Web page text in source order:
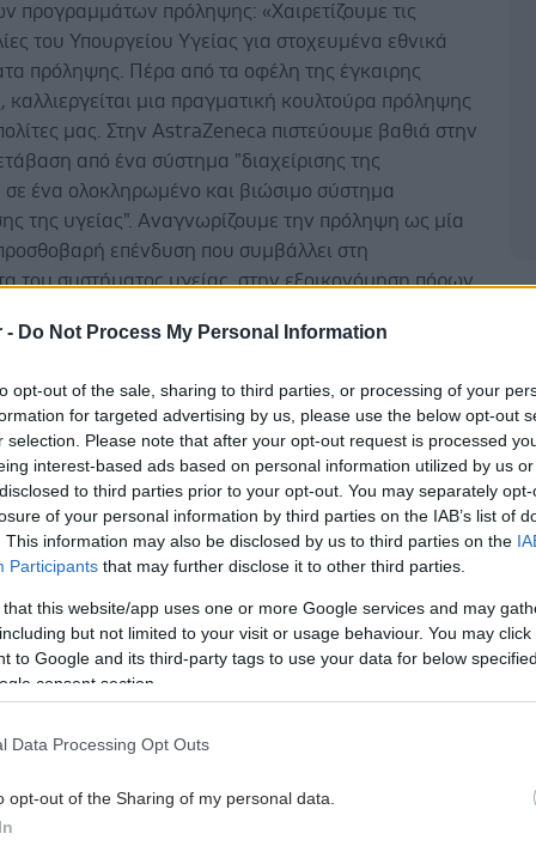
- Do Not Process My Personal Information
opt-out of the sale, sharing to third parties, or processing of your
for targeted advertising by us, please use the below opt-out
selection. Please note that after your opt-out request is processed
interest-based ads based on personal information utilized by us
to third parties prior to your opt-out. You may separately
of your personal information by third parties on the IAB’s list of
This information may also be disclosed by us to third parties on the
Participants that may further disclose it to other third parties.
that this website/app uses one or more Google services and may
but not limited to your visit or usage behaviour. You may
to Google and its third-party tags to use your data for below
consent section.
Data Processing Opt Outs
opt-out of the Sharing of my personal data.
προγραμμάτων πρόληψης: «Χαιρετίζουμε τις
του Υπουργείου Υγείας για στοχευμένα εθνικά
πρόληψης. Πέρα από τα οφέλη της έγκαιρης
καλλιεργείται μια πραγματική κουλτούρα πρόληψης
μας. Στην AstraZeneca πιστεύουμε βαθιά στην
από ένα σύστημα "διαχείρισης της
σε ένα ολοκληρωμένο και βιώσιμο σύστημα
της υγείας". Αναγνωρίζουμε την πρόληψη ως μία
επένδυση που συμβάλλει στη
του συστήματος υγείας, στην εξοικονόμηση πόρων
επανεπένδυση των πόρων στην καινοτομία,
πρόσβαση των πολιτών στις θεραπείες που σώζουν
έκανε ιδιαίτερη αναφορά στο επερχόμενο
για τον καρκίνο του πνεύμονα,
ότι ο προσυμπτωματικός έλεγχος μπορεί να
ένα νόσημα με χαμηλά ποσοστά επιβίωσης σε μία
πιθανότητες ίασης, όταν διαγνωστεί έγκαιρα.
επισήμανε την ορθότητα της πρωτοβουλίας της
για προγράμματα πρόληψης συναφών ασθενειών που
και αντιμετωπίζονται συνδυαστικά, όπως τα
τόνισε την καθοριστική σημασία της
πολιτικής υγείας.